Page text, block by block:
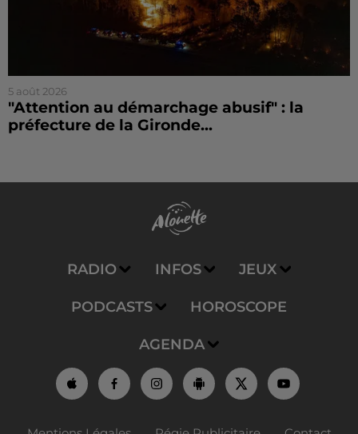
5 août 2026
"Attention au démarchage abusif" : la
préfecture de la Gironde...
RADIO INFOS JEUX
PODCASTS HOROSCOPE
AGENDA